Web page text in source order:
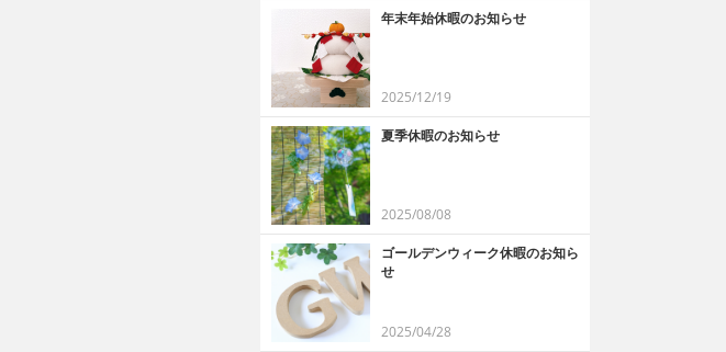
年末年始休暇のお知らせ
2025/12/19
夏季休暇のお知らせ
2025/08/08
ゴールデンウィーク休暇のお知ら
せ
2025/04/28